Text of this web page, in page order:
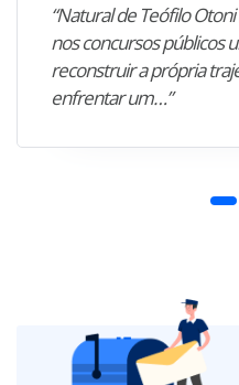
“Natural de Teófilo
nos concursos públicos
reconstruir a própria
enfrentar um…”